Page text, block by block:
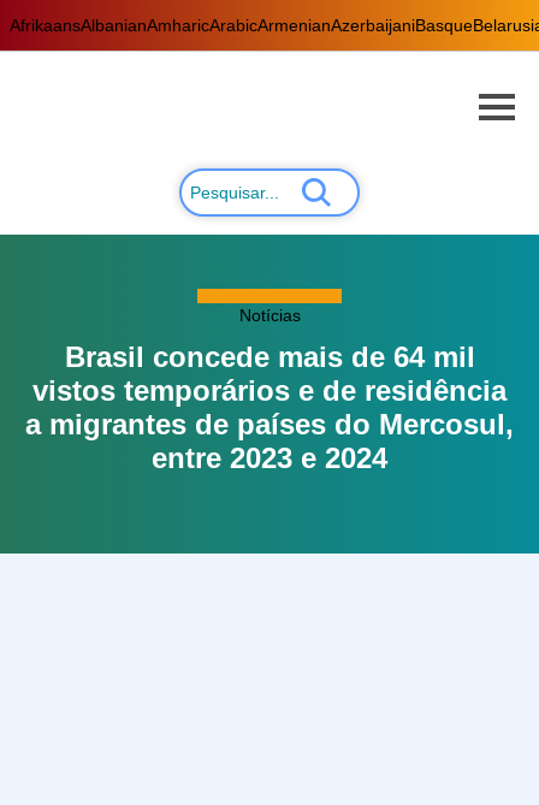
AfrikaansAlbanianAmharicArabicArmenianAzerbaijaniBasque
Notícias
Brasil concede mais de 64 mil
vistos temporários e de residência
a migrantes de países do Mercosul,
entre 2023 e 2024